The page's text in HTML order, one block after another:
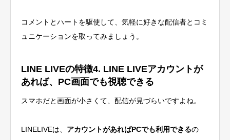
コメントとハートを駆使して、気軽に好きな配信者とコミ
ュニケーションを取ってみましょう。
LINE LIVEの特徴4. LINE LIVEアカウントが
あれば、PC画面でも視聴できる
スマホだと画面が小さくて、配信が見づらいですよね。
LINELIVEは、 アカウントがあればPCでも利用できるの